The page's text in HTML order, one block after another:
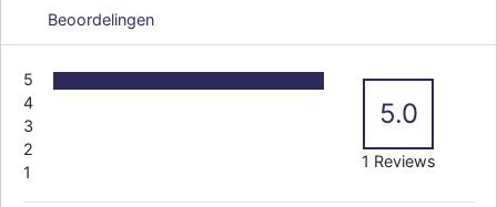
Beoordelingen
5
4
3
2
1
5.0
1 Reviews